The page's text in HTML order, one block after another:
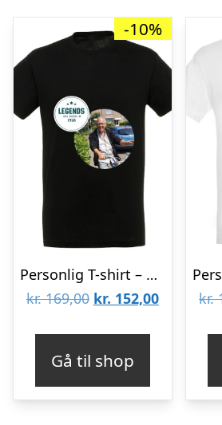
-10%
Personlig T-shirt – Mænd – Sort – L
kr.169,00 Den
kr. 169,00.
kr. 152,00Den
kr.
Gå til shop
kr.